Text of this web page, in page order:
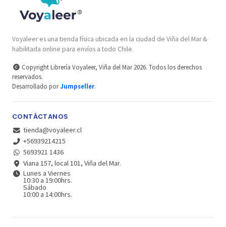
Voyaleer es una tienda física ubicada en la ciudad de Viña del Mar &
habilitada online para envíos a todo Chile.
Copyright Librería Voyaleer, Viña del Mar 2026. Todos los derechos
reservados.
Desarrollado porJumpseller.
CONTÁCTANOS
tienda@voyaleer.cl
+56939214215
5693921 1436
Viana 157, local 101, Viña del Mar.
Lunes a Viernes
10:30 a 19:00hrs.
Sábado
10:00 a 14:00hrs.